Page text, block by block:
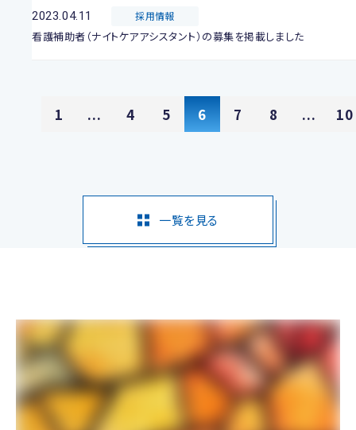
2023.04.11 採用情報
看護補助者（ナイトケアアシスタント）の募集を掲載しました
1 ... 4 5 6 7 8 ... 10
一覧を見る